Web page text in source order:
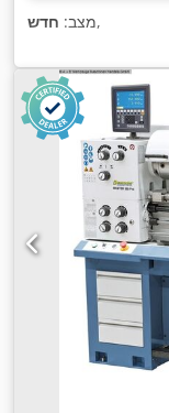
מצב: חדש ,